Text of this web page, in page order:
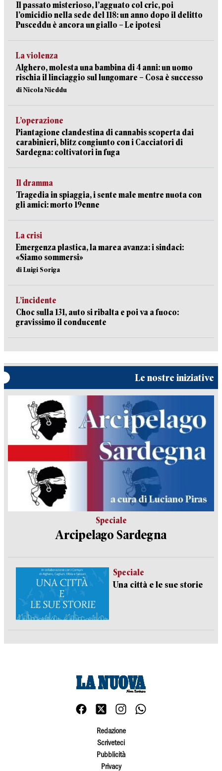
Il passato misterioso, l’agguato col cric, poi
l’omicidio nella sede del 118: un anno dopo il delitto
Pusceddu è ancora un giallo – Le ipotesi
La violenza
Alghero, molesta una bambina di 4 anni: un uomo
rischia il linciaggio sul lungomare – Cosa è successo
di Nicola Nieddu
L’operazione
Piantagione clandestina di cannabis scoperta dai
carabinieri, blitz congiunto con i Cacciatori di
Sardegna: coltivatori in fuga
Il dramma
Tragedia in spiaggia, i sente male mentre nuota con
gli amici: morto 19enne
La crisi
Emergenza plastica, la marea avanza: i sindaci:
«Siamo sommersi»
di Luigi Soriga
L’incidente
Choc sulla 131, auto si ribalta e poi va a fuoco:
gravissimo il conducente
Le nostre iniziative
Speciale
Arcipelago Sardegna
Speciale
Una città e le sue storie
Redazione
Scriveteci
Pubblicità
Privacy